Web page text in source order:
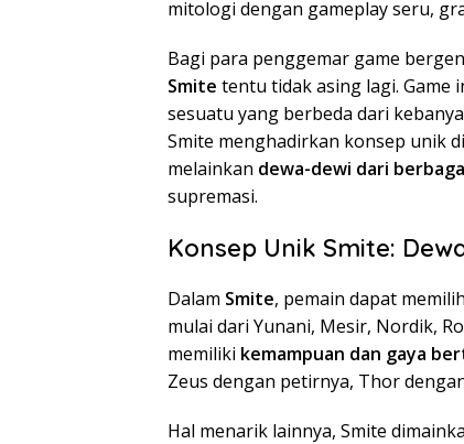
mitologi dengan gameplay seru,
Bagi para penggemar game
Smite tentu tidak asing lagi. Game
sesuatu yang berbeda dari
Smite menghadirkan konsep unik
melainkan dewa-dewi dari
supremasi.
Konsep Unik Smite:
Dalam Smite, pemain dapat
mulai dari Yunani, Mesir, Nordik,
memiliki kemampuan dan gaya
Zeus dengan petirnya, Thor
Hal menarik lainnya, Smite